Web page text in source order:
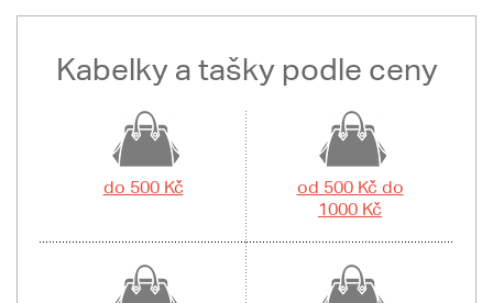
Kabelky a tašky podle ceny
do 500 Kč
od 500 Kč do
1000 Kč